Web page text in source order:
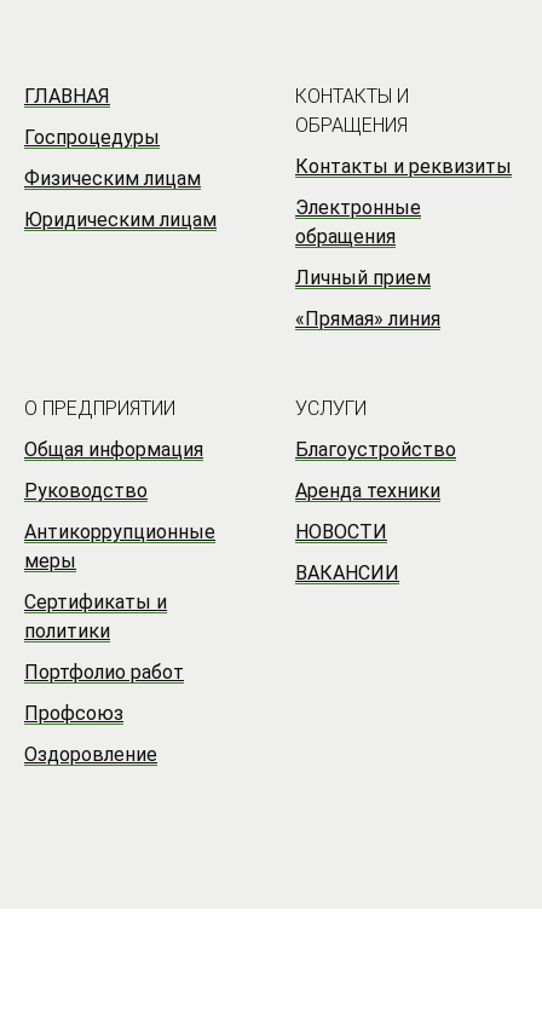
ГЛАВНАЯ
Госпроцедуры
Физическим лицам
Юридическим лицам
КОНТАКТЫ И
ОБРАЩЕНИЯ
Контакты и реквизиты
Электронные
обращения
Личный прием
«Прямая» линия
О ПРЕДПРИЯТИИ
Общая информация
Руководство
Антикоррупционные
меры
Сертификаты и
политики
Портфолио работ
Профсоюз
Оздоровление
УСЛУГИ
Благоустройство
Аренда техники
НОВОСТИ
ВАКАНСИИ